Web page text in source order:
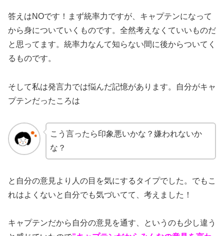
答えはNOです！まず統率力ですが、キャプテンになって
から身についていくものです。全然考えなくていいものだ
と思ってます。統率力なんて知らない間に後からついてく
るものです。
そして私は発言力では悩んだ記憶があります。自分がキャ
プテンだったころは
こう言ったら印象悪いかな？嫌われないか
な？
と自分の意見より人の目を気にするタイプでした。でもこ
れはよくないと自分でも気づいてて、考えました！
キャプテンだから自分の意見を通す、というのも少し違う